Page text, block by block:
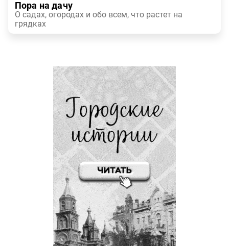
Пора на дачу
О садах, огородах и обо всем, что растет на
грядках